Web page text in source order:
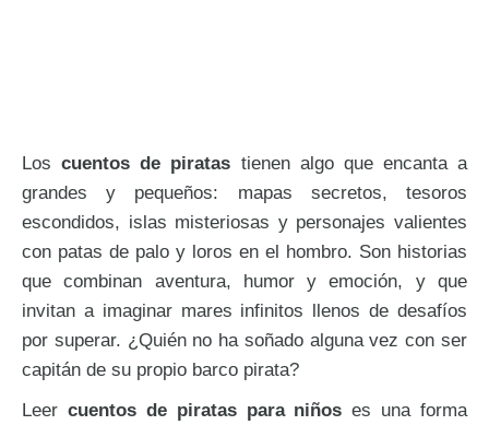
Loscuentos de piratas tienen algo que encanta a
grandes y pequeños: mapas secretos, tesoros
escondidos, islas misteriosas y personajes valientes
con patas de palo y loros en el hombro. Son historias
que combinan aventura, humor y emoción, y que
invitan a imaginar mares infinitos llenos de desafíos
por superar. ¿Quién no ha soñado alguna vez con ser
capitán de su propio barco pirata?
Leer cuentos de piratas para niños es una forma